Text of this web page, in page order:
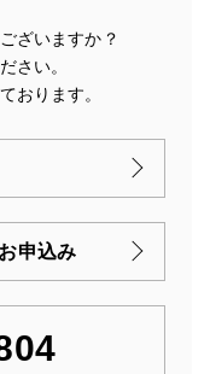
ざいますか？
さい。
おります。
申込み